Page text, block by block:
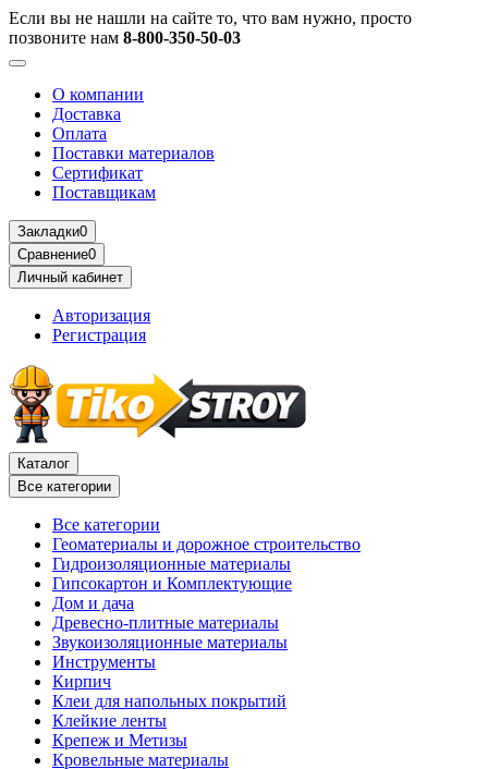
Если вы не нашли на сайте то, что вам нужно, просто
позвоните нам 8-800-350-50-03
О компании
Доставка
Оплата
Поставки материалов
Сертификат
Поставщикам
Закладки0
Сравнение0
Личный кабинет
Авторизация
Регистрация
Каталог
Все категории
Все категории
Геоматериалы и дорожное строительство
Гидроизоляционные материалы
Гипсокартон и Комплектующие
Дом и дача
Древесно-плитные материалы
Звукоизоляционные материалы
Инструменты
Кирпич
Клеи для напольных покрытий
Клейкие ленты
Крепеж и Метизы
Кровельные материалы